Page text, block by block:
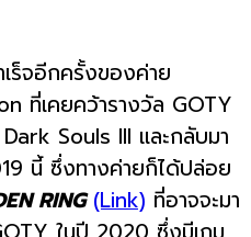
เร็จอีกครั้งของค่าย
ที่เคยคว้ารางวัล GOTY
Souls III และกลับมา
นี้ ซึ่งทางค่ายก็ได้ปล่อย
RING (Link) ที่อาจจะมา